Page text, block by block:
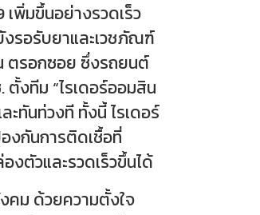
พิ่มขึ้นอย่างรวดเร็ว
รอรับยาและเวชภัณฑ์
ตรอกซอย ซึ่งรถยนต์
ตั้งทีม “ไรเดอร์ออมสิน
ทันท่วงที ทั้งนี้ ไรเดอร์
งกันการติดเชื้อที่
งตัวและรวดเร็วขึ้นได้
คม ด้วยความตั้งใจ